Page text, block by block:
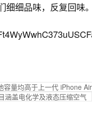
细细品味，反复回味
容量均高于上一代 iPhone
涵盖电化学及液态压缩空气